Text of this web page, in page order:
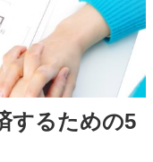
するための5